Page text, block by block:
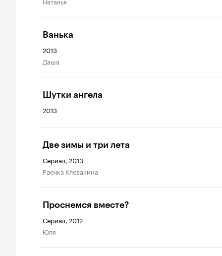
Ванька
2013
Даша
Шутки ангела
2013
Две зимы и три лета
Сериал, 2013
Раечка Клевакина
Проснемся вместе?
Сериал, 2012
Юля